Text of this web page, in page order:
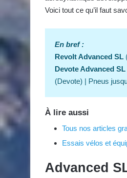
Voici tout ce qu’il faut
En bref :
Revolt Advanced SL
Devote Advanced SL
(Devote) | Pneus
À lire aussi
Tous nos articles
Essais vélos et
Advanced